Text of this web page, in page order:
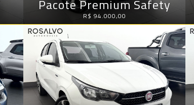
Pacote Premium Safety
R$ 94.000,00